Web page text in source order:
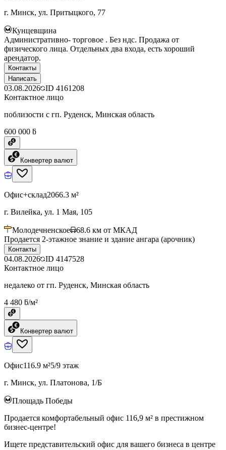
г. Минск, ул. Притыцкого, 77
Кунцевщина
Административно- торговое . Без ндс. Продажа от
физического лица. Отдельных два входа, есть хороший
арендатор.
Контакты
Написать
03.08.2026 ID 4161208
Контактное лицо
поблизости с гп. Руденск, Минская область
600 000 ƃ
Конвертер валют
Офис+склад2066.3 м²
г. Вилейка, ул. 1 Мая, 105
Молодечненское 68.6 км от МКАД
Продается 2-этажное знание и здание ангара (арочник)
Контакты
04.08.2026 ID 4147528
Контактное лицо
недалеко от гп. Руденск, Минская область
4 480 ƃ/м²
Конвертер валют
Офис116.9 м²5/9 этаж
г. Минск, ул. Платонова, 1/Б
Площадь Победы
Продается комфортабельный офис 116,9 м² в престижном
бизнес-центре!
Ищете представительский офис для вашего бизнеса в центре